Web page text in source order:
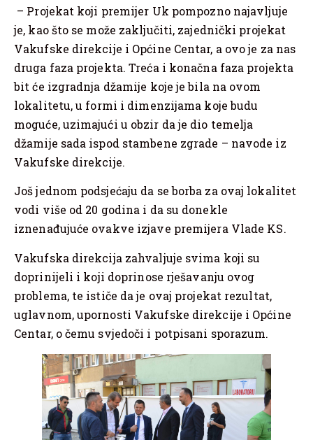
– Projekat koji premijer Uk pompozno najavljuje
je, kao što se može zaključiti, zajednički projekat
Vakufske direkcije i Općine Centar, a ovo je za nas
druga faza projekta. Treća i konačna faza projekta
bit će izgradnja džamije koje je bila na ovom
lokalitetu, u formi i dimenzijama koje budu
moguće, uzimajući u obzir da je dio temelja
džamije sada ispod stambene zgrade – navode iz
Vakufske direkcije.
Još jednom podsjećaju da se borba za ovaj lokalitet
vodi više od 20 godina i da su donekle
iznenađujuće ovakve izjave premijera Vlade KS.
Vakufska direkcija zahvaljuje svima koji su
doprinijeli i koji doprinose rješavanju ovog
problema, te ističe da je ovaj projekat rezultat,
uglavnom, upornosti Vakufske direkcije i Općine
Centar, o čemu svjedoči i potpisani sporazum.